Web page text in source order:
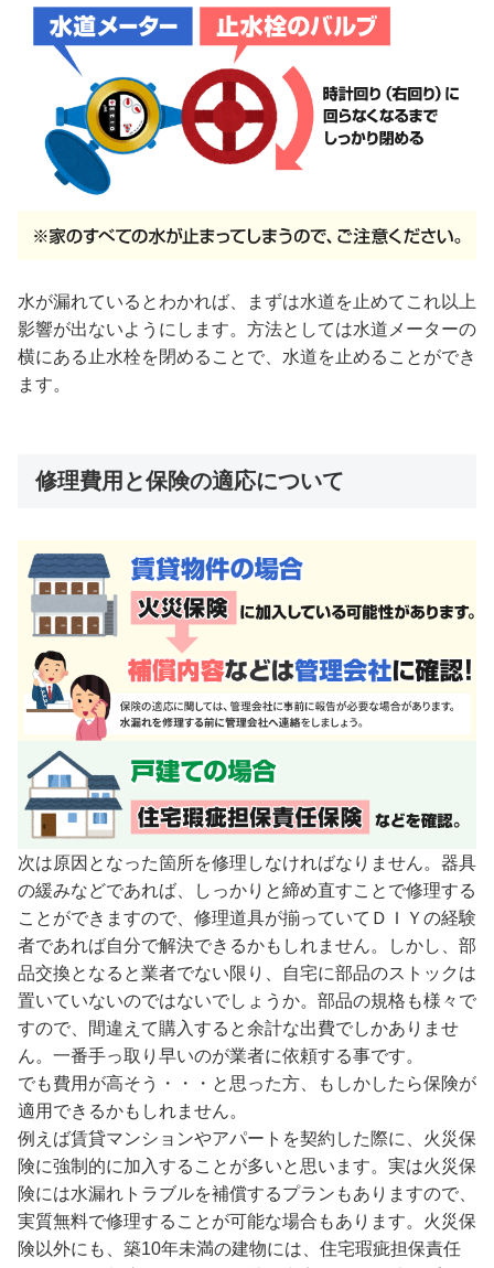
水が漏れているとわかれば、まずは水道を止めてこれ以上
影響が出ないようにします。方法としては水道メーターの
横にある止水栓を閉めることで、水道を止めることができ
ます。
修理費用と保険の適応について
次は原因となった箇所を修理しなければなりません。器具
の緩みなどであれば、しっかりと締め直すことで修理する
ことができますので、修理道具が揃っていてＤＩＹの経験
者であれば自分で解決できるかもしれません。しかし、部
品交換となると業者でない限り、自宅に部品のストックは
置いていないのではないでしょうか。部品の規格も様々で
すので、間違えて購入すると余計な出費でしかありませ
ん。一番手っ取り早いのが業者に依頼する事です。
でも費用が高そう・・・と思った方、もしかしたら保険が
適用できるかもしれません。
例えば賃貸マンションやアパートを契約した際に、火災保
険に強制的に加入することが多いと思います。実は火災保
険には水漏れトラブルを補償するプランもありますので、
実質無料で修理することが可能な場合もあります。火災保
険以外にも、築10年未満の建物には、住宅瑕疵担保責任